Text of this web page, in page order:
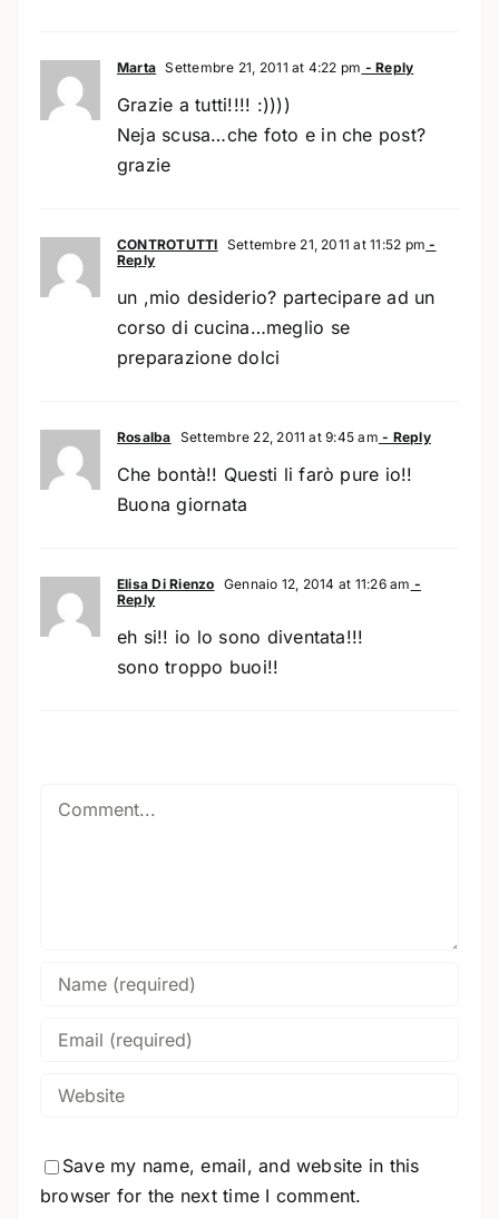
Marta Settembre 21, 2011 at 4:22 pm - Reply
Grazie a tutti!!!! :))))
Neja scusa…che foto e in che post?
grazie
CONTROTUTTI Settembre 21, 2011 at 11:52 pm -
Reply
un ,mio desiderio? partecipare ad un
corso di cucina…meglio se
preparazione dolci
Rosalba Settembre 22, 2011 at 9:45 am - Reply
Che bontà!! Questi li farò pure io!!
Buona giornata
Elisa Di Rienzo Gennaio 12, 2014 at 11:26 am -
Reply
eh si!! io lo sono diventata!!!
sono troppo buoi!!
Save my name, email, and website in this
browser for the next time I comment.